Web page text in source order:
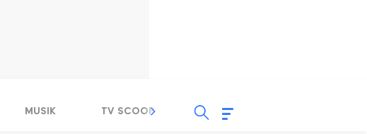
MUSIK TV SCOOP LIRIK